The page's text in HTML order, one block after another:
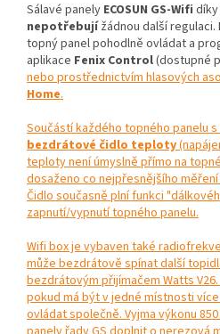
Sálavé panely ECOSUN GS-Wifi
nepotřebujížádnou další
topný panel pohodlně ovládat a
aplikace Fenix Control(dostupné
nebo prostřednictvím hlasových
Home.
Součástí každého topného panelu
bezdrátové čidlo teploty
teploty není úmyslně přímo na
dosaženo co nejpřesnějšího
Čidlo současně plní funkci
zapnutí/vypnutí topného panelu.
Wifi box je vybaven také
může bezdrátově spínat další
bezdrátovým přijímačem Watts
pokud má být v jedné místnosti
ovládat společně. Vyjma výkonu